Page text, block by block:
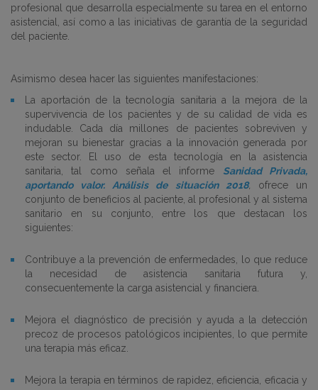
profesional que desarrolla especialmente su tarea en el entorno
asistencial, así como a las iniciativas de garantía de la seguridad
del paciente.
Asimismo desea hacer las siguientes manifestaciones:
La aportación de la tecnología sanitaria a la mejora de la
supervivencia de los pacientes y de su calidad de vida es
indudable. Cada día millones de pacientes sobreviven y
mejoran su bienestar gracias a la innovación generada por
este sector. El uso de esta tecnología en la asistencia
sanitaria, tal como señala el informe Sanidad Privada,
aportando valor. Análisis de situación 2018, ofrece un
conjunto de beneficios al paciente, al profesional y al sistema
sanitario en su conjunto, entre los que destacan los
siguientes:
Contribuye a la prevención de enfermedades, lo que reduce
la necesidad de asistencia sanitaria futura y,
consecuentemente la carga asistencial y financiera.
Mejora el diagnóstico de precisión y ayuda a la detección
precoz de procesos patológicos incipientes, lo que permite
una terapia más eficaz.
Mejora la terapia en términos de rapidez, eficiencia, eficacia y